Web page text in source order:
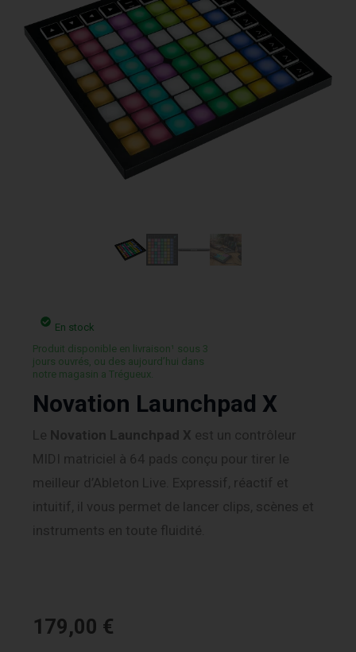
En stock
Produit disponible en livraison¹ sous 3
jours ouvrés, ou des aujourd’hui dans
notre magasin a Trégueux.
Novation Launchpad X
Le Novation Launchpad X est un contrôleur
MIDI matriciel à 64 pads conçu pour tirer le
meilleur d’Ableton Live. Expressif, réactif et
intuitif, il vous permet de lancer clips, scènes et
instruments en toute fluidité.
179,00 €